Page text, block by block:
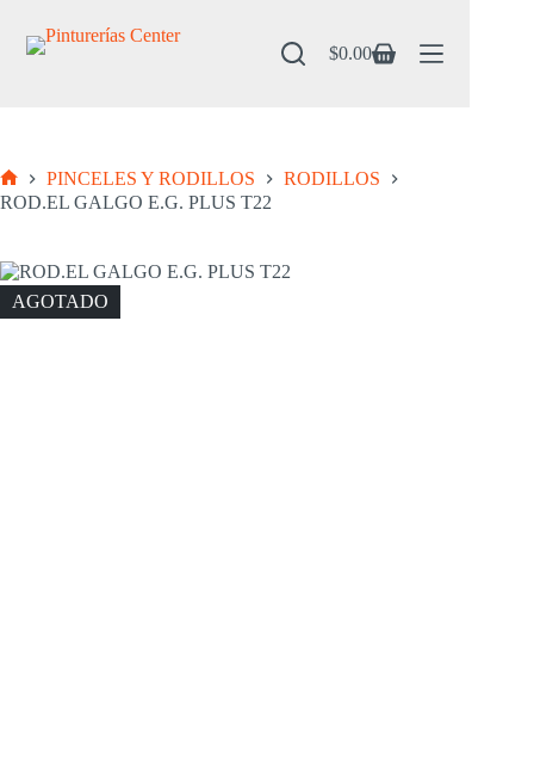
contenido
Carro
$0.00
Inicio
PINCELES Y RODILLOS
RODILLOS
ROD.EL GALGO E.G. PLUS T22
AGOTADO